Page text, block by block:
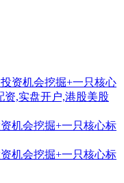
机会挖掘+一只核心标
机会挖掘+一只核心标